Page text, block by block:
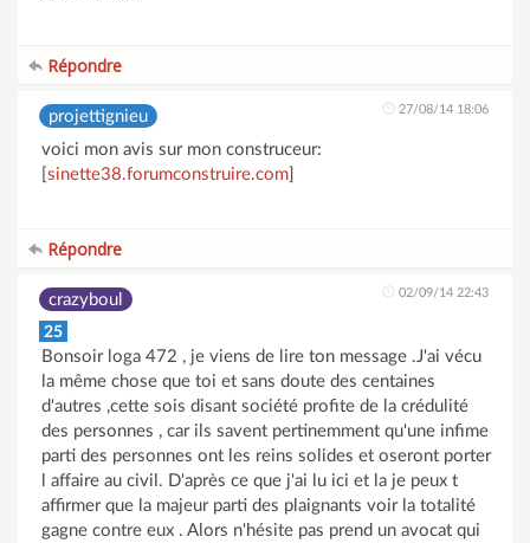
Répondre
projettignieu 27/08/14 18:06
voici mon avis sur mon construceur:
sinette38.forumconstruire.com
Répondre
crazyboul 02/09/14 22:43
25
Bonsoir loga 472 , je viens de lire ton message .J'ai vécu
la même chose que toi et sans doute des centaines
d'autres ,cette sois disant société profite de la crédulité
des personnes , car ils savent pertinemment qu'une infime
parti des personnes ont les reins solides et oseront porter
l affaire au civil. D'après ce que j'ai lu ici et la je peux t
affirmer que la majeur parti des plaignants voir la totalité
gagne contre eux . Alors n'hésite pas prend un avocat qui